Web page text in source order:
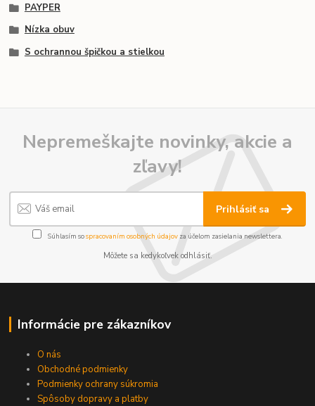
PAYPER
Nízka obuv
S ochrannou špičkou a stielkou
Nepremeškajte novinky, akcie a
zľavy!
Prihlásiť sa
Súhlasím sospracovaním osobných údajov za účelom zasielania newslettera.
Môžete sa kedykoľvek odhlásiť.
Informácie pre zákazníkov
O nás
Obchodné podmienky
Podmienky ochrany súkromia
Spôsoby dopravy a platby